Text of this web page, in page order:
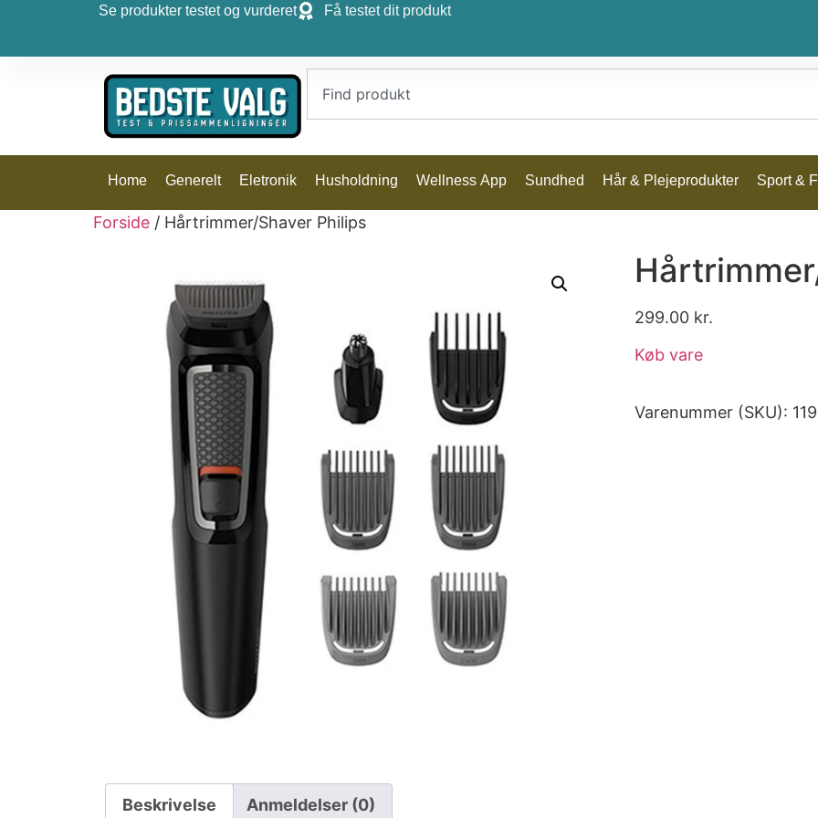
Se produkter testet og vurderet Få testet dit produkt
Home Generelt Eletronik Husholdning Wellness App Sundhed Hår & Plejeprodukter Sport &
Forside / Hårtrimmer/Shaver Philips
299.00 kr.
Køb vare
Varenummer (SKU):
Beskrivelse Anmeldelser (0)